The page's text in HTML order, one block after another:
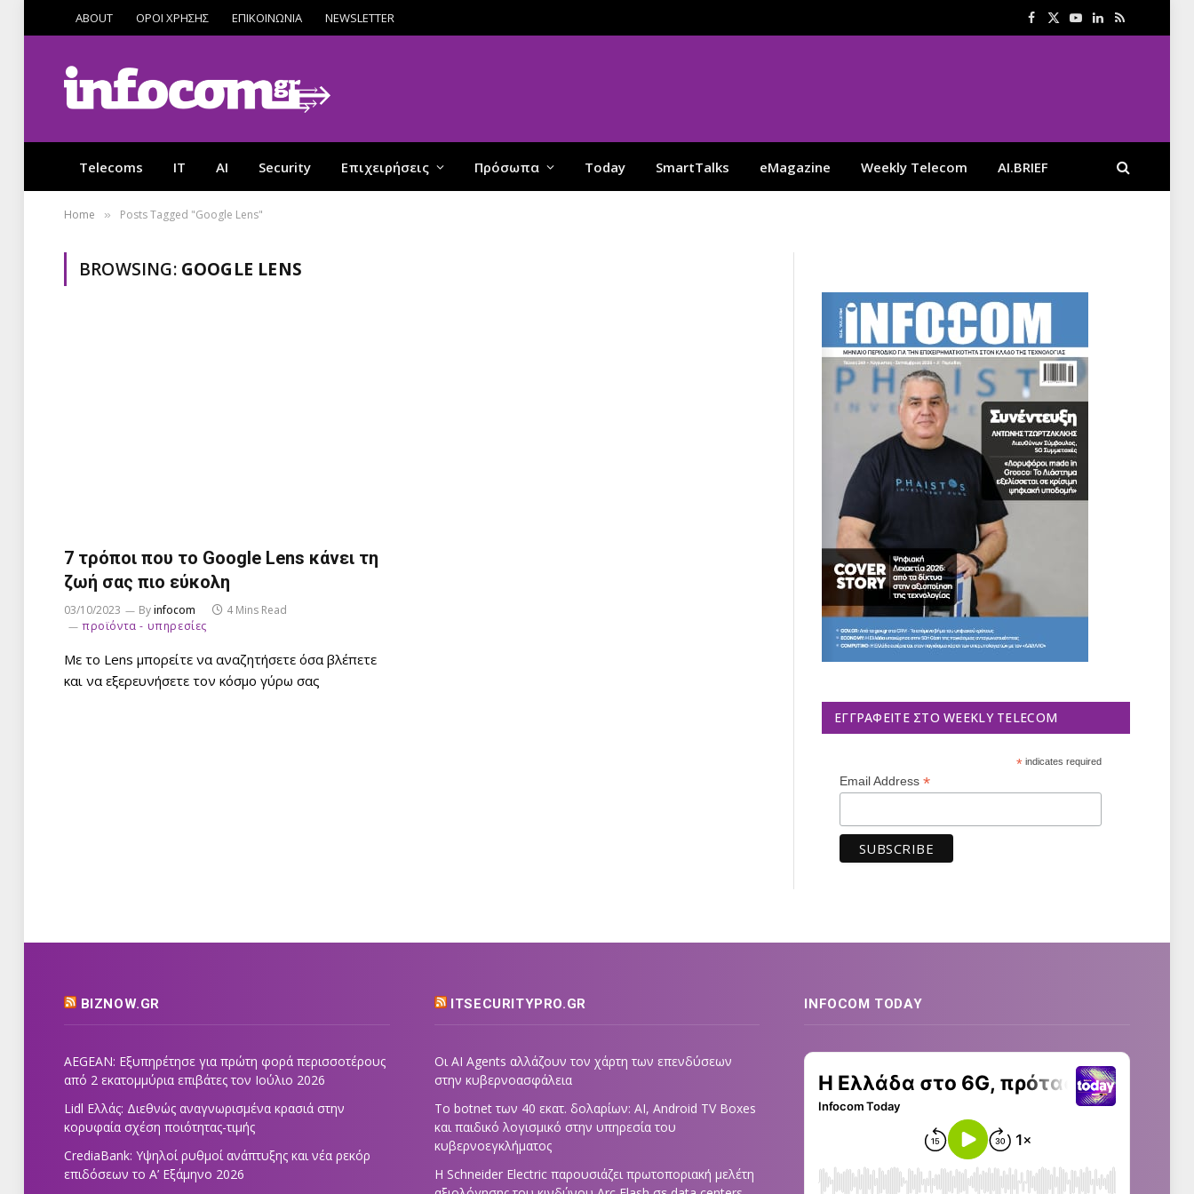
ABOUT ΟΡΟΙ ΧΡΗΣΗΣ ΕΠΙΚΟΙΝΩΝΙΑ NEWSLETTER Facebook
X
YouTube
LinkedIn
RSS
Telecoms IT AI Security Επιχειρήσεις Πρόσωπα Today SmartTalks eMagazine Weekly Telecom AI.BRIEF
Home » Posts Tagged "Google Lens"
BROWSING: GOOGLE LENS
7 τρόποι που το Google Lens κάνει τη
ζωή σας πιο εύκολη
03/10/2023 Byinfocom
4 Mins Read
προϊόντα - υπηρεσίες
Με το Lens μπορείτε να αναζητήσετε όσα βλέπετε
και να εξερευνήσετε τον κόσμο γύρω σας
ΕΓΓΡΑΦΕΊΤΕ ΣΤΟ WEEKLY TELECOM
*indicates required
Email Address *
BIZNOW.GR
AEGEAN: Εξυπηρέτησε για πρώτη φορά περισσοτέρους
από 2 εκατομμύρια επιβάτες τον Ιούλιο 2026
Lidl Ελλάς: Διεθνώς αναγνωρισμένα κρασιά στην
κορυφαία σχέση ποιότητας-τιμής
CrediaBank: Υψηλοί ρυθμοί ανάπτυξης και νέα ρεκόρ
επιδόσεων το Α’ Εξάμηνο 2026
ITSECURITYPRO.GR
Οι AI Agents αλλάζουν τον χάρτη των επενδύσεων
στην κυβερνοασφάλεια
Το botnet των 40 εκατ. δολαρίων: AI, Android TV Boxes
και παιδικό λογισμικό στην υπηρεσία του
κυβερνοεγκλήματος
Η Schneider Electric παρουσιάζει πρωτοποριακή μελέτη
INFOCOM TODAY